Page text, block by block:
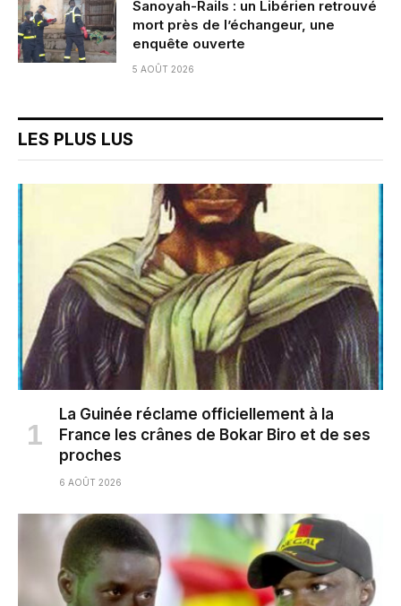
Sanoyah-Rails : un Libérien retrouvé
mort près de l’échangeur, une
enquête ouverte
5 AOÛT 2026
LES PLUS LUS
La Guinée réclame officiellement à la
France les crânes de Bokar Biro et de ses
proches
6 AOÛT 2026